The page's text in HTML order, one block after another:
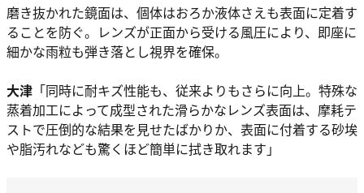
磨き抜かれた鏡面は、個体はおろか液体さえも表面に定着す
ることを防ぐ。レンズが正面から受ける風圧により、即座に
細かな雨粒も弾き落とし視界を確保。
大津 「同時に耐キズ性能も、従来よりもさらに向上。特殊な
蒸着加工によって成型された滑らかなレンズ表面は、摩耗テ
ストで圧倒的な結果を見せたばかりか、表面に付着する砂埃
や脂汚れなども驚くほど簡単に拭き取れます」